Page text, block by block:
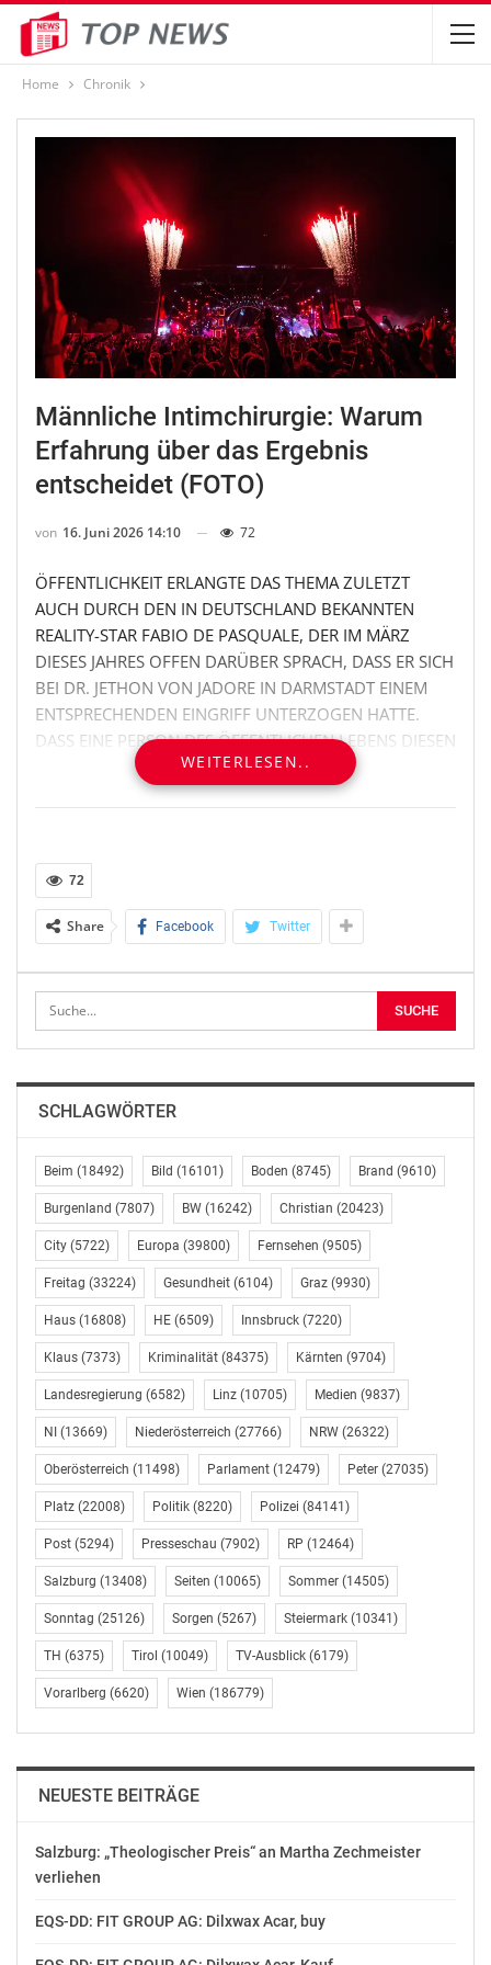
Home Chronik
Männliche Intimchirurgie: Warum
Erfahrung über das Ergebnis
entscheidet (FOTO)
von 16. Juni 2026 14:10 72
ÖFFENTLICHKEIT ERLANGTE DAS THEMA ZULETZT
AUCH DURCH DEN IN DEUTSCHLAND BEKANNTEN
REALITY-STAR FABIO DE PASQUALE, DER IM MÄRZ
DIESES JAHRES OFFEN DARÜBER SPRACH, DASS ER SICH
BEI DR. JETHON VON JADORE IN DARMSTADT EINEM
ENTSPRECHENDEN EINGRIFF UNTERZOGEN HATTE.
DASS EINE PERSON DES ÖFFENTLICHEN LEBENS DIESEN
SCHRITT TRANSPARENT KOMMUNIZIERT, BLEIBT IN DER
INTIMCHIRURGIE EHER DIE AUSNAHME – UND
Die ästhetische und rekonstruktive Intimchirurgie rückt
damit noch stärker in den Fokus der modernen
Medizin. Immer mehr Männer suchen nach medizinisch
fundierten Wegen, um Asymmetrien auszugleichen
oder den Wunsch nach einer veränderten Penisgröße
professionell umsetzen zu lassen. Eine
Penisverlängerung ist heutzutage ein etabliertes
Verfahren. Dennoch erfordert dieser sensible Bereich
höchste Präzision, anatomisches Fachwissen und vor
wirkende Ergebnisse zu erzielen.
HOHE FALLZAHLEN ALS BASIS FÜR
PATIENTENSICHERHEIT
Bei chirurgischen Eingriffen im Intimbereich ist die
Expertise des Operateurs der wichtigste Faktor zur
Risikominimierung. Dr. Christoph Jethon, Facharzt für
Plastische und Ästhetische Chirurgie bei Jadore in
Darmstadt, hat sich auf dieses Fachgebiet spezialisiert.
Mit jährlich bis zu 500 durchgeführten
Penisverlängerungen und -verdickungen verfügt er
über eine herausragende chirurgische Routine. Diese
hohe Taktung an spezifischen Eingriffen ermöglicht eine
präzise Anpassung der Operationstechnik an die
individuelle Anatomie jedes Patienten. Von dieser
Erfahrung profitieren nicht nur Erstanwender, sondern
auch Patienten, die für Korrektureingriffe nach
Voroperationen an Jadore überwiesen werden.
ANATOMIESCHONENDE TECHNIK OHNE
FREMDMATERIALIEN
Das gängigste Verfahren zur Penisverlängerung ist die
sogenannte Ligamentolyse, bei der das vordere
Schamhaarbereich gelöst wird. Dadurch lässt sich ein
Teil des innenliegenden Penisschafts nach außen
Methode angewendet, die sich durch besondere
WEITERLESEN..
72
Share Facebook Twitter
SCHLAGWÖRTER
Beim (18492) Bild (16101) Boden (8745) Brand (9610)
Burgenland (7807) BW (16242) Christian (20423)
City (5722) Europa (39800) Fernsehen (9505)
Freitag (33224) Gesundheit (6104) Graz (9930)
Haus (16808) HE (6509) Innsbruck (7220)
Klaus (7373) Kriminalität (84375) Kärnten (9704)
Landesregierung (6582) Linz (10705) Medien (9837)
NI (13669) Niederösterreich (27766) NRW (26322)
Oberösterreich (11498) Parlament (12479) Peter (27035)
Platz (22008) Politik (8220) Polizei (84141)
Post (5294) Presseschau (7902) RP (12464)
Salzburg (13408) Seiten (10065) Sommer (14505)
Sonntag (25126) Sorgen (5267) Steiermark (10341)
TH (6375) Tirol (10049) TV-Ausblick (6179)
Vorarlberg (6620) Wien (186779)
NEUESTE BEITRÄGE
Salzburg: „Theologischer Preis“ an Martha Zechmeister
verliehen
EQS-DD: FIT GROUP AG: Dilxwax Acar, buy